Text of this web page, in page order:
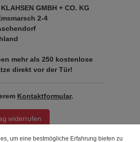
GMBH + CO. KG
2-4
mehr als 250 kostenlose
direkt vor der Tür!
Kontaktformular.
widerrufen
um eine bestmögliche Erfahrung bieten zu